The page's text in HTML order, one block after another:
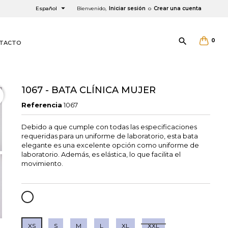
Bienvenido, Iniciar sesión o Crear una cuenta
Español 
0

1067 - BATA CLÍNICA MUJER
Referencia 1067
Debido a que cumple con todas las especificaciones
requeridas para un uniforme de laboratorio, esta bata
elegante es una excelente opción como uniforme de
laboratorio. Además, es elástica, lo que facilita el
movimiento.
BLANCO
XS S M L XL XXL